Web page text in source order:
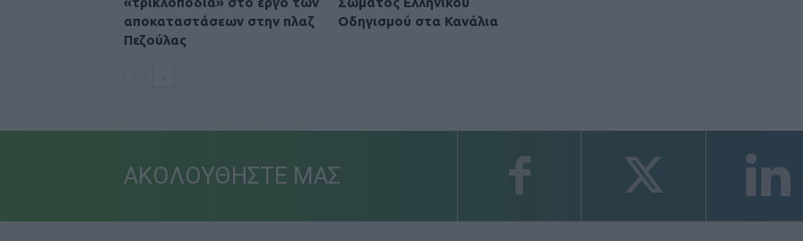
αποκαταστάσεων στην πλαζ
Πεζούλας
Οδηγισμού στα Κανάλια
ΑΚΟΛΟΥΘΗΣΤΕ ΜΑΣ